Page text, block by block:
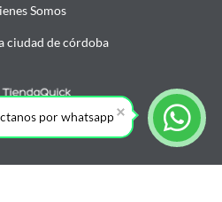
Somos
ciudad de córdoba
por whatsapp